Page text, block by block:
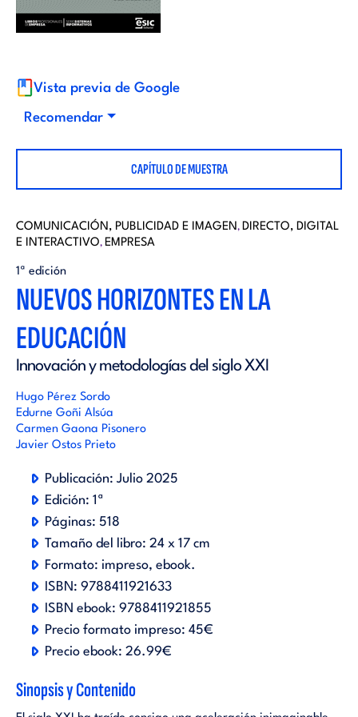
d
r
i
a
l
o
r
a
Vista previa de Google
Recomendar
CAPÍTULO DE MUESTRA
COMUNICACIÓN, PUBLICIDAD E IMAGEN, DIRECTO, DIGITAL
E INTERACTIVO, EMPRESA
1ª edición
NUEVOS HORIZONTES EN LA
EDUCACIÓN
Innovación y metodologías del siglo XXI
Hugo Pérez Sordo
Edurne Goñi Alsúa
Carmen Gaona Pisonero
Javier Ostos Prieto
Publicación: Julio 2025
Edición: 1ª
Páginas: 518
Tamaño del libro: 24 x 17 cm
Formato: impreso ebook.
ISBN: 9788411921633
ISBN ebook: 9788411921855
Precio formato impreso: 45€
Precio ebook: 26.99€
Sinopsis y Contenido